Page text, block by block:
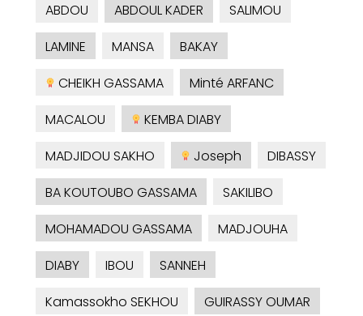
ABDOU
ABDOUL KADER
SALIMOU
LAMINE
MANSA
BAKAY
CHEIKH GASSAMA
Minté ARFANC
MACALOU
KEMBA DIABY
MADJIDOU SAKHO
Joseph
DIBASSY
BA KOUTOUBO GASSAMA
SAKILIBO
MOHAMADOU GASSAMA
MADJOUHA
DIABY
IBOU
SANNEH
Kamassokho SEKHOU
GUIRASSY OUMAR